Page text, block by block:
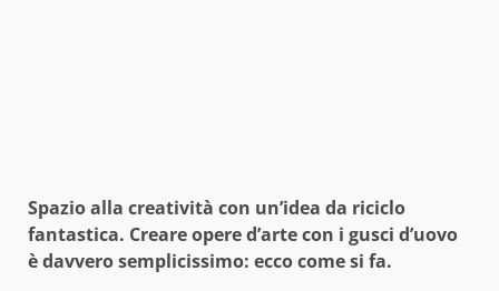
Spazio alla creatività con un’idea da riciclo
fantastica. Creare opere d’arte con i gusci d’uovo
è davvero semplicissimo: ecco come si fa.